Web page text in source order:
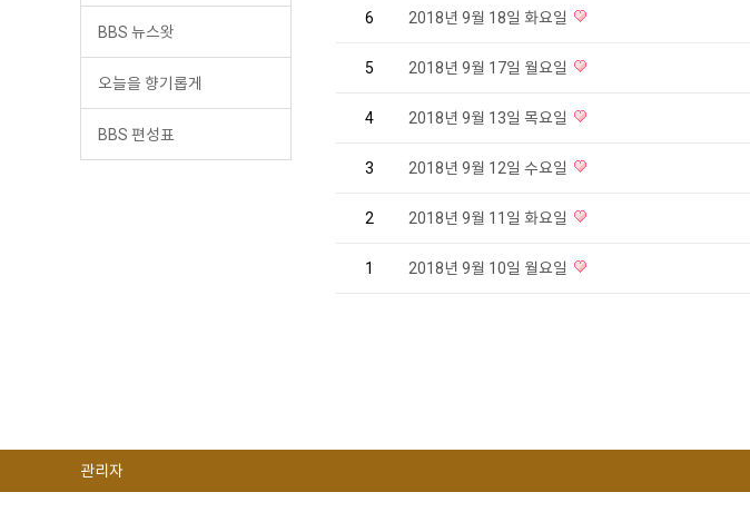
BBS 뉴스왓
오늘을 향기롭게
BBS 편성표
6 2018년 9월 18일 화요일
5 2018년 9월 17일 월요일
4 2018년 9월 13일 목요일
3 2018년 9월 12일 수요일
2 2018년 9월 11일 화요일
1 2018년 9월 10일 월요일
관리자